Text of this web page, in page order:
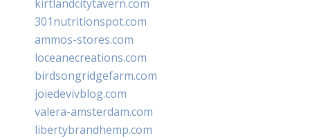
kirtlandcitytavern.com
301nutritionspot.com
ammos-stores.com
loceanecreations.com
birdsongridgefarm.com
joiedevivblog.com
valera-amsterdam.com
libertybrandhemp.com